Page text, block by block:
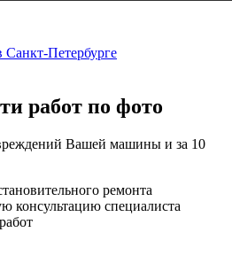
Петербурге
работ по фото
Вашей машины и за 10
ремонта
консультацию специалиста